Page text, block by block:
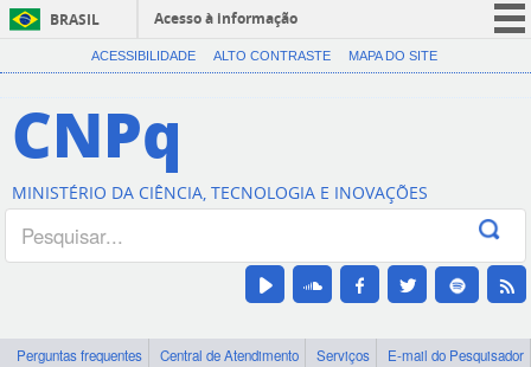
BRASIL
Acesso à informação
CORONAVÍRUS (COVID-19)
Canais
ACESSIBILIDADE ALTO CONTRASTE MAPA DO SITE
CNPq
MINISTÉRIO DA CIÊNCIA, TECNOLOGIA E INOVAÇÕES
Perguntas frequentes Central de Atendimento Serviços
E-mail do Pesquisador